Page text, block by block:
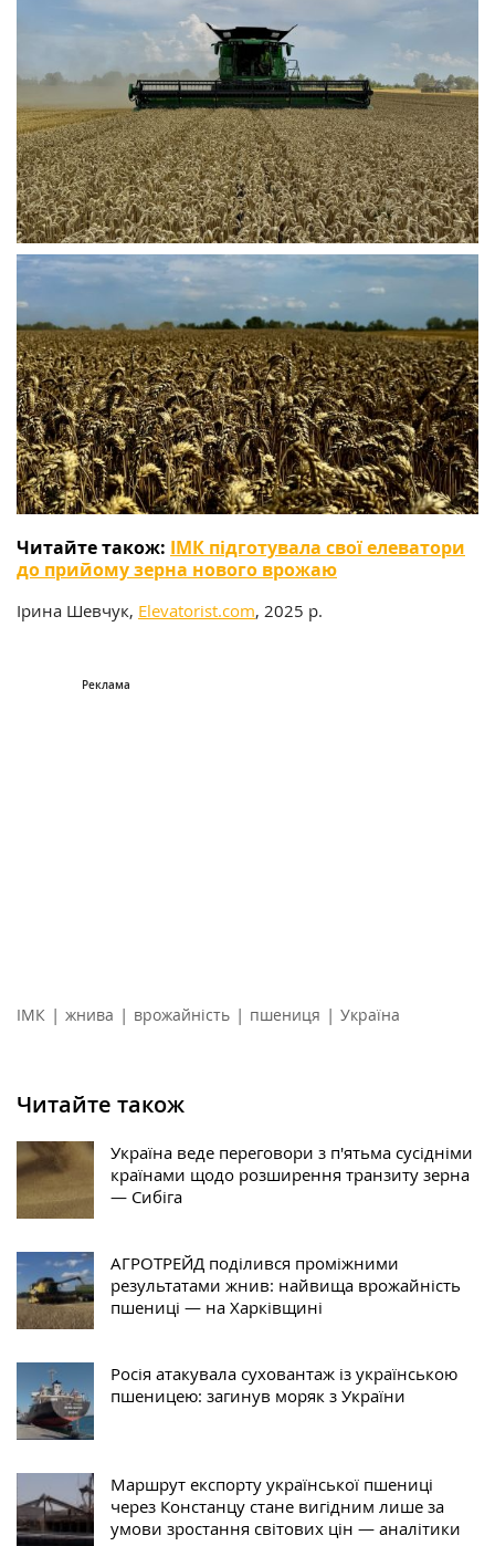
Читайте також: ІМК підготувала свої елеватори
до прийому зерна нового врожаю
Ірина Шевчук, Elevatorist.com, 2025 р.
ІМК | жнива | врожайність | пшениця | Україна
Читайте також
Україна веде переговори з п'ятьма сусідніми
країнами щодо розширення транзиту зерна
— Сибіга
АГРОТРЕЙД поділився проміжними
результатами жнив: найвища врожайність
пшениці — на Харківщині
Росія атакувала суховантаж із українською
пшеницею: загинув моряк з України
Маршрут експорту української пшениці
через Констанцу стане вигідним лише за
умови зростання світових цін — аналітики